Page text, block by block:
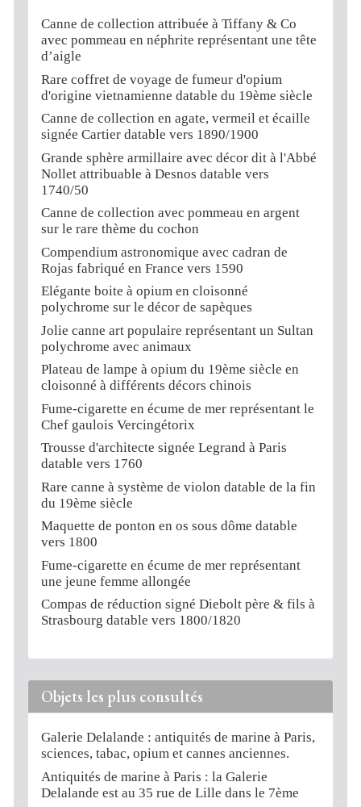
Canne de collection attribuée à Tiffany & Co
avec pommeau en néphrite représentant une tête
d’aigle
Rare coffret de voyage de fumeur d'opium
d'origine vietnamienne datable du 19ème siècle
Canne de collection en agate, vermeil et écaille
signée Cartier datable vers 1890/1900
Grande sphère armillaire avec décor dit à l'Abbé
Nollet attribuable à Desnos datable vers
1740/50
Canne de collection avec pommeau en argent
sur le rare thème du cochon
Compendium astronomique avec cadran de
Rojas fabriqué en France vers 1590
Elégante boite à opium en cloisonné
polychrome sur le décor de sapèques
Jolie canne art populaire représentant un Sultan
polychrome avec animaux
Plateau de lampe à opium du 19ème siècle en
cloisonné à différents décors chinois
Fume-cigarette en écume de mer représentant le
Chef gaulois Vercingétorix
Trousse d'architecte signée Legrand à Paris
datable vers 1760
Rare canne à système de violon datable de la fin
du 19ème siècle
Maquette de ponton en os sous dôme datable
vers 1800
Fume-cigarette en écume de mer représentant
une jeune femme allongée
Compas de réduction signé Diebolt père & fils à
Strasbourg datable vers 1800/1820
Objets les plus consultés
Galerie Delalande : antiquités de marine à Paris,
sciences, tabac, opium et cannes anciennes.
Antiquités de marine à Paris : la Galerie
Delalande est au 35 rue de Lille dans le 7ème